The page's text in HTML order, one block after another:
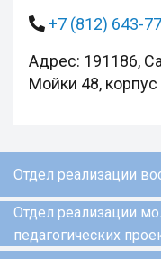
+7 (812) 643-
Адрес: 191186,
Мойки 48, корпус
Отдел реализации
Отдел реализации
педагогических